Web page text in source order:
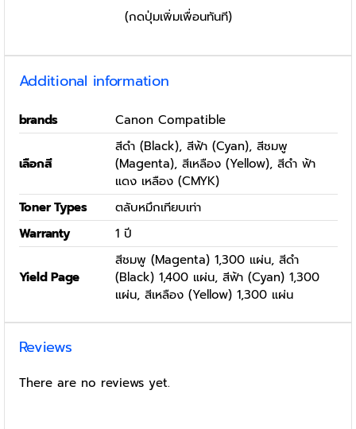
(กดปุ่มเพิ่มเพื่อนทันที)
Additional information
brands Canon Compatible
เลือกสี
สีดำ (Black), สีฟ้า (Cyan), สีชมพู
(Magenta), สีเหลือง (Yellow), สีดำ ฟ้า
แดง เหลือง (CMYK)
Toner Types
ตลับหมึกเทียบเท่า
Warranty
1 ปี
Yield Page
สีชมพู (Magenta) 1,300 แผ่น, สีดำ
(Black) 1,400 แผ่น, สีฟ้า (Cyan) 1,300
แผ่น, สีเหลือง (Yellow) 1,300 แผ่น
Reviews
There are no reviews yet.